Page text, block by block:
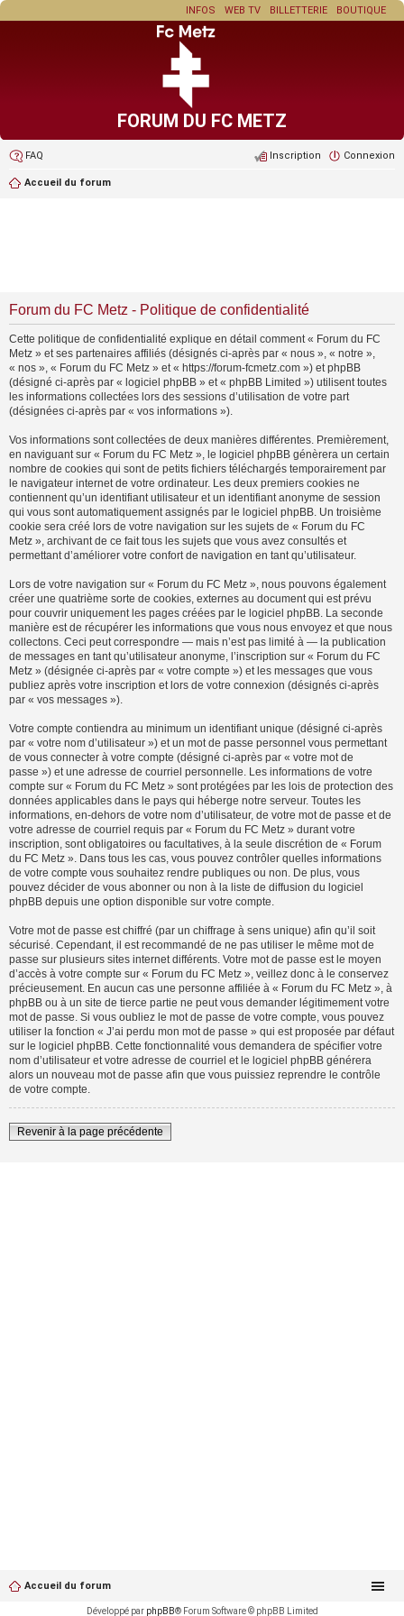
BOUTIQUE
BILLETTERIE
WEB TV
INFOS
FORUM DU FC METZ
FAQ Connexion
Inscription
Accueil du forum
Forum du FC Metz - Politique de confidentialité
Cette politique de confidentialité explique en détail comment « Forum du FC
Metz » et ses partenaires affiliés (désignés ci-après par « nous », « notre »,
« nos », « Forum du FC Metz » et « https://forum-fcmetz.com ») et phpBB
(désigné ci-après par « logiciel phpBB » et « phpBB Limited ») utilisent toutes
les informations collectées lors des sessions d’utilisation de votre part
(désignées ci-après par « vos informations »).
Vos informations sont collectées de deux manières différentes. Premièrement,
en naviguant sur « Forum du FC Metz », le logiciel phpBB génèrera un certain
nombre de cookies qui sont de petits fichiers téléchargés temporairement par
le navigateur internet de votre ordinateur. Les deux premiers cookies ne
contiennent qu’un identifiant utilisateur et un identifiant anonyme de session
qui vous sont automatiquement assignés par le logiciel phpBB. Un troisième
cookie sera créé lors de votre navigation sur les sujets de « Forum du FC
Metz », archivant de ce fait tous les sujets que vous avez consultés et
permettant d’améliorer votre confort de navigation en tant qu’utilisateur.
Lors de votre navigation sur « Forum du FC Metz », nous pouvons également
créer une quatrième sorte de cookies, externes au document qui est prévu
pour couvrir uniquement les pages créées par le logiciel phpBB. La seconde
manière est de récupérer les informations que vous nous envoyez et que nous
collectons. Ceci peut correspondre — mais n’est pas limité à — la publication
de messages en tant qu’utilisateur anonyme, l’inscription sur « Forum du FC
Metz » (désignée ci-après par « votre compte ») et les messages que vous
publiez après votre inscription et lors de votre connexion (désignés ci-après
par « vos messages »).
Votre compte contiendra au minimum un identifiant unique (désigné ci-après
par « votre nom d’utilisateur ») et un mot de passe personnel vous permettant
de vous connecter à votre compte (désigné ci-après par « votre mot de
passe ») et une adresse de courriel personnelle. Les informations de votre
compte sur « Forum du FC Metz » sont protégées par les lois de protection des
données applicables dans le pays qui héberge notre serveur. Toutes les
informations, en-dehors de votre nom d’utilisateur, de votre mot de passe et de
votre adresse de courriel requis par « Forum du FC Metz » durant votre
inscription, sont obligatoires ou facultatives, à la seule discrétion de « Forum
du FC Metz ». Dans tous les cas, vous pouvez contrôler quelles informations
de votre compte vous souhaitez rendre publiques ou non. De plus, vous
pouvez décider de vous abonner ou non à la liste de diffusion du logiciel
phpBB depuis une option disponible sur votre compte.
Votre mot de passe est chiffré (par un chiffrage à sens unique) afin qu’il soit
sécurisé. Cependant, il est recommandé de ne pas utiliser le même mot de
passe sur plusieurs sites internet différents. Votre mot de passe est le moyen
d’accès à votre compte sur « Forum du FC Metz », veillez donc à le conservez
précieusement. En aucun cas une personne affiliée à « Forum du FC Metz », à
phpBB ou à un site de tierce partie ne peut vous demander légitimement votre
mot de passe. Si vous oubliez le mot de passe de votre compte, vous pouvez
utiliser la fonction « J’ai perdu mon mot de passe » qui est proposée par défaut
sur le logiciel phpBB. Cette fonctionnalité vous demandera de spécifier votre
nom d’utilisateur et votre adresse de courriel et le logiciel phpBB générera
alors un nouveau mot de passe afin que vous puissiez reprendre le contrôle
de votre compte.
Revenir à la page précédente
Accueil du forum
Développé par phpBB® Forum Software © phpBB Limited